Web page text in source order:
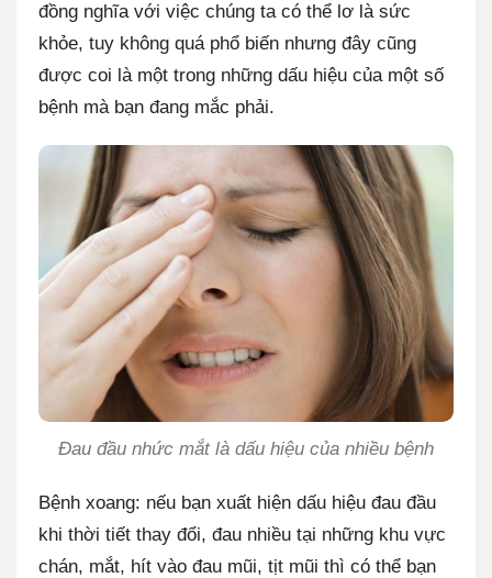
đồng nghĩa với việc chúng ta có thể lơ là sức
khỏe, tuy không quá phổ biến nhưng đây cũng
được coi là một trong những dấu hiệu của một số
bệnh mà bạn đang mắc phải.
Đau đầu nhức mắt là dấu hiệu của nhiều bệnh
Bệnh xoang: nếu bạn xuất hiện dấu hiệu đau đầu
khi thời tiết thay đổi, đau nhiều tại những khu vực
chán, mắt, hít vào đau mũi, tịt mũi thì có thể bạn